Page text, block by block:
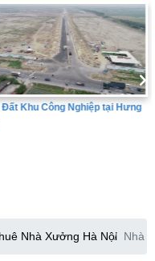
Đất Khu Công Nghiệp tại Hưng
Nhà Xưởng Hà Nội Nhà